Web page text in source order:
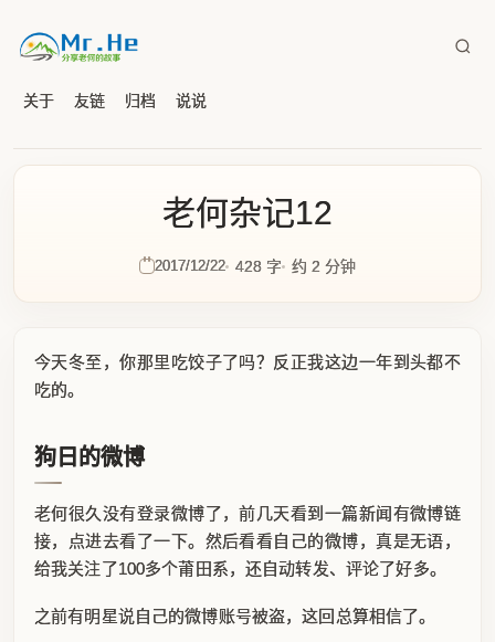
关于 友链 归档 说说
老何杂记12
2017/12/22 428 字 约 2 分钟
今天冬至，你那里吃饺子了吗？反正我这边一年到头都不
吃的。
狗日的微博
老何很久没有登录微博了，前几天看到一篇新闻有微博链
接，点进去看了一下。然后看看自己的微博，真是无语，
给我关注了100多个莆田系，还自动转发、评论了好多。
之前有明星说自己的微博账号被盗，这回总算相信了。